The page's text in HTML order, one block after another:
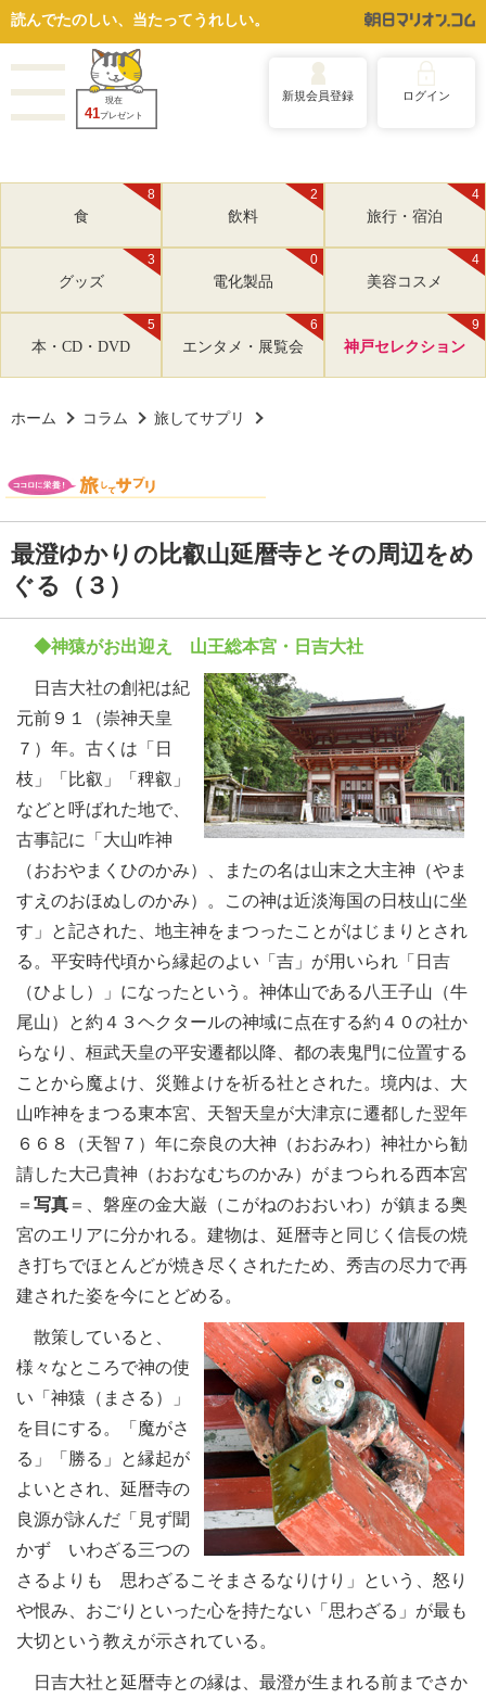
読んでたのしい、当たってうれしい。
現在
41プレゼント
新規会員登録 ログイン
8
食
2
飲料
4
旅行・宿泊
3
グッズ
0
電化製品
4
美容コスメ
5
本・CD・DVD
6
エンタメ・展覧会
9
神戸セレクション
ホーム コラム 旅してサプリ
最澄ゆかりの比叡山延暦寺とその周辺をめ
ぐる（３）
◆神猿がお出迎え 山王総本宮・日吉大社
日吉大社の創祀は紀
元前９１（崇神天皇
７）年。古くは「日
枝」「比叡」「稗叡」
などと呼ばれた地で、
古事記に「大山咋神
（おおやまくひのかみ）、またの名は山末之大主神（やま
すえのおほぬしのかみ）。この神は近淡海国の日枝山に坐
す」と記された、地主神をまつったことがはじまりとされ
る。平安時代頃から縁起のよい「吉」が用いられ「日吉
（ひよし）」になったという。神体山である八王子山（牛
尾山）と約４３ヘクタールの神域に点在する約４０の社か
らなり、桓武天皇の平安遷都以降、都の表鬼門に位置する
ことから魔よけ、災難よけを祈る社とされた。境内は、大
山咋神をまつる東本宮、天智天皇が大津京に遷都した翌年
６６８（天智７）年に奈良の大神（おおみわ）神社から勧
請した大己貴神（おおなむちのかみ）がまつられる西本宮
＝ 写真 ＝、磐座の金大巌（こがねのおおいわ）が鎮まる奥
宮のエリアに分かれる。建物は、延暦寺と同じく信長の焼
き打ちでほとんどが焼き尽くされたため、秀吉の尽力で再
建された姿を今にとどめる。
散策していると、
様々なところで神の使
い「神猿（まさる）」
を目にする。「魔がさ
る」「勝る」と縁起が
よいとされ、延暦寺の
良源が詠んだ「見ず聞
かず いわざる三つの
さるよりも 思わざるこそまさるなりけり」という、怒り
や恨み、おごりといった心を持たない「思わざる」が最も
大切という教えが示されている。
日吉大社と延暦寺との縁は、最澄が生まれる前までさか